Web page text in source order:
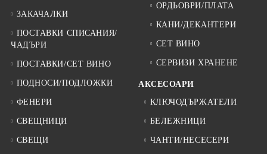
ЗАКАЧАЛКИ
ПОСТАВКИ СПИСАНИЯ/
ЧАДЪРИ
ПОСТАВКИ/СЕТ ВИНО
ПОДНОСИ/ПОДЛОЖКИ
ФЕНЕРИ
СВЕЩНИЦИ
СВЕЩИ
ОРДЬОВРИ/ПЛАТА
КАНИ/ДЕКАНТЕРИ
СЕТ ВИНО
СЕРВИЗИ ХРАНЕНЕ
АКСЕСОАРИ
КЛЮЧОДЪРЖАТЕЛИ
БЕЛЕЖНИЦИ
ЧАНТИ/НЕСЕСЕРИ